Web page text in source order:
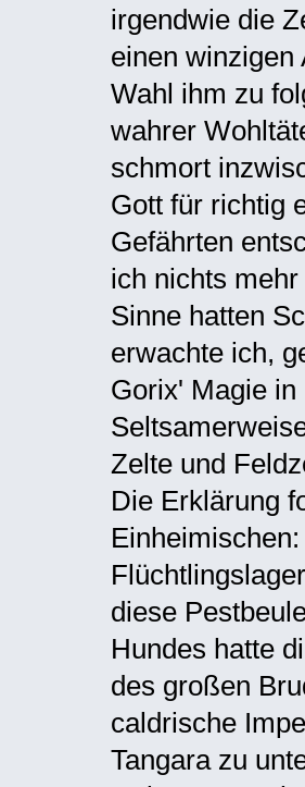
irgendwie die
einen winzigen
Wahl ihm zu
wahrer
schmort
Gott für richtig
Gefährten
ich nichts
Sinne hatten
erwachte ich,
Gorix' Magie
Zelte und
Die Erklärung
diese
Hundes hatte
des großen
caldrische
Tangara zu